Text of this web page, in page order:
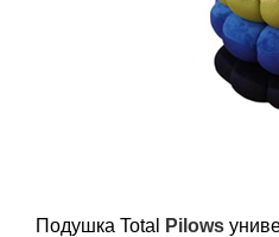
Подушка Total Pilows